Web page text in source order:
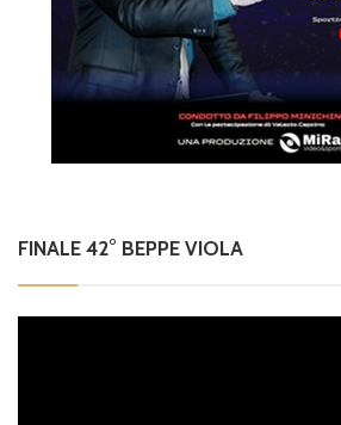
FINALE 42° BEPPE VIOLA